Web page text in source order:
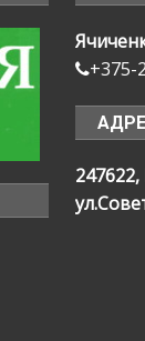
+375-